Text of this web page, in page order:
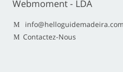
Webmoment - LDA
info@helloguidemadeira.com
Contactez-Nous